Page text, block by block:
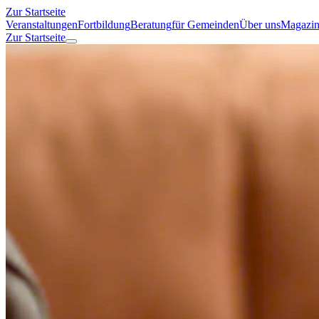
Zur Startseite
VeranstaltungenFortbildungBeratungfür GemeindenÜber unsMagazin
Zur Startseite